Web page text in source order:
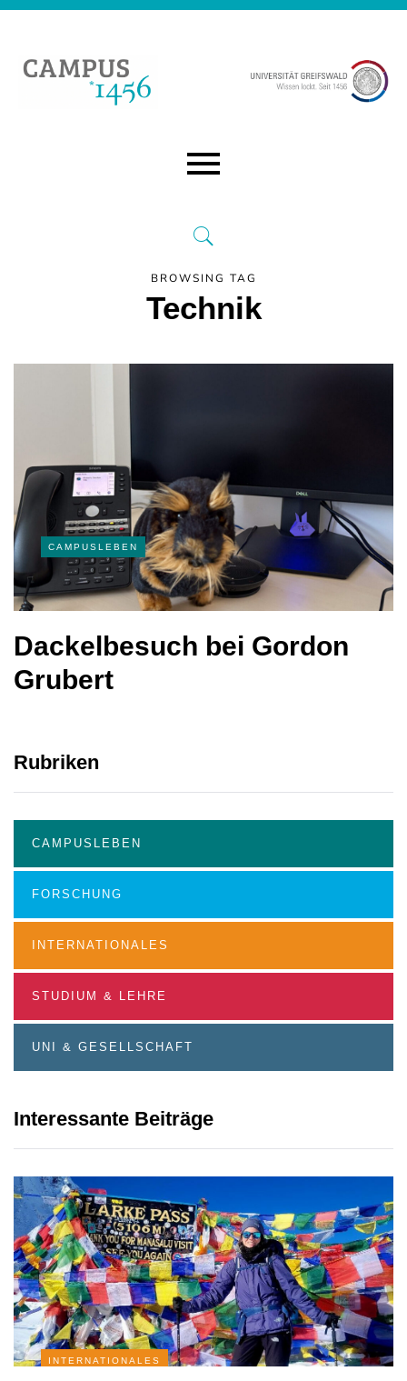
BROWSING TAG
Technik
CAMPUSLEBEN
Dackelbesuch bei Gordon
Grubert
Rubriken
CAMPUSLEBEN
FORSCHUNG
INTERNATIONALES
STUDIUM & LEHRE
UNI & GESELLSCHAFT
Interessante Beiträge
INTERNATIONALES